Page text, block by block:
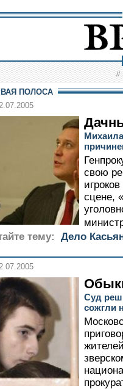
//
ПОЛОСА
свою
сцене,
тему:
Дело
Суд
сожгли